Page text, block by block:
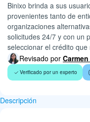
Binixo brinda a sus
provenientes tanto de
organizaciones
solicitudes 24/7 y con un
seleccionar el crédito
Revisado por
Verificado por un experto
Descripción